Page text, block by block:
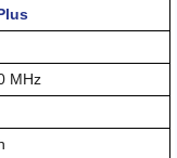
MHz